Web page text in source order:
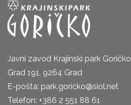
Javni zavod Krajinski park Goričko
Grad 191, 9264 Grad
E-pošta: park.goricko@siol.net
Telefon: +386 2 551 88 61